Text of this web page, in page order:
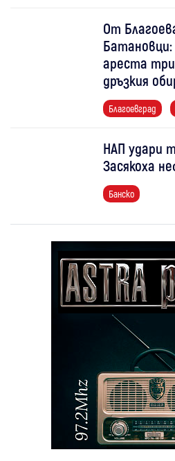
От
ареста
дръзкия
Благоевград
НАП удари
Засякоха
Банско